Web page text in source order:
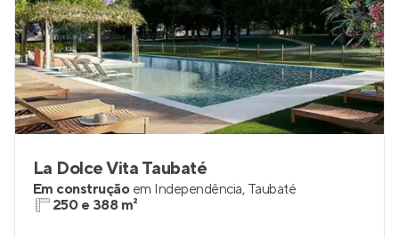
La Dolce Vita Taubaté
Em construção em Independência, Taubaté
250 e 388 m²